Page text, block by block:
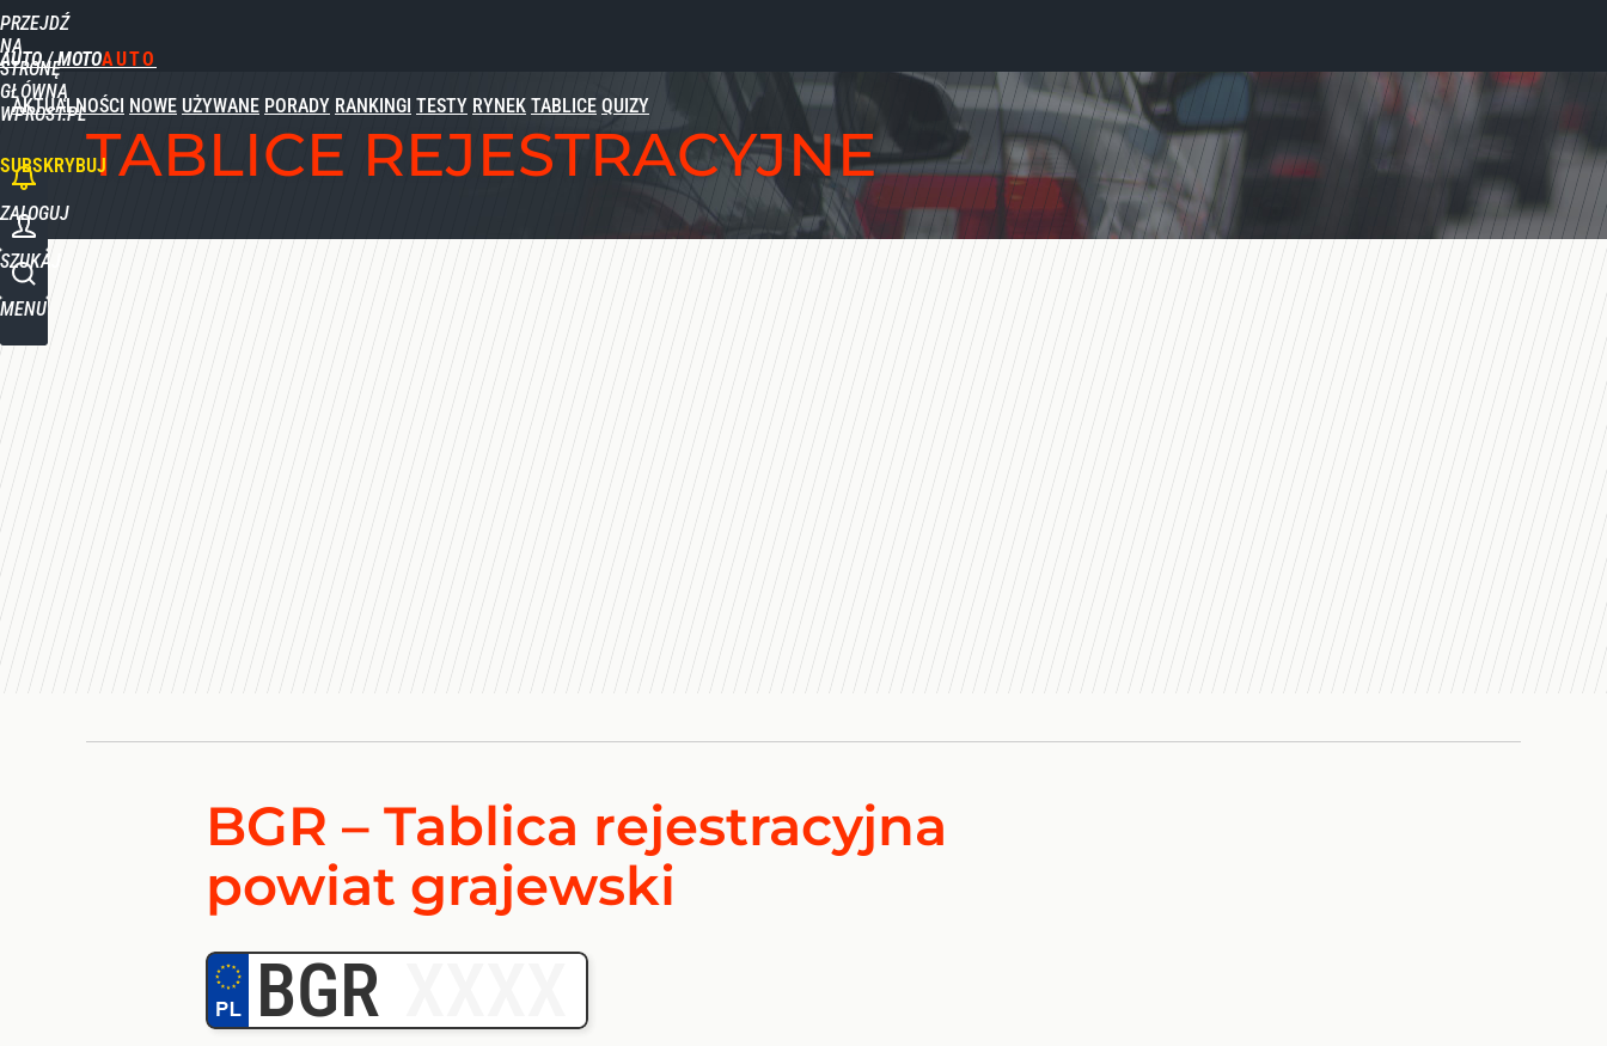
PRZEJDŹ
NA
STRONĘ
GŁÓWNĄ
WPROST.PL
AUTO / MOTO
AKTUALNOŚCI NOWE UŻYWANE PORADY RANKINGI TESTY RYNEK TABLICE QUIZY
SUBSKRYBUJ
ZALOGUJ
SZUKAJ
MENU
TABLICE REJESTRACYJNE
BGR – Tablica rejestracyjna
powiat grajewski
BGR